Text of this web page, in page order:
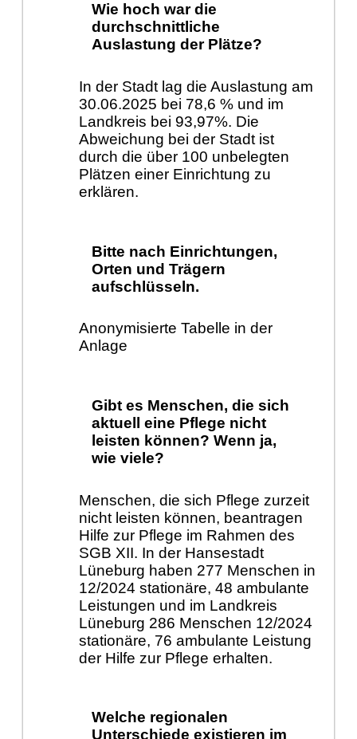
Wie hoch war die
durchschnittliche
Auslastung der Plätze?
In der Stadt lag die Auslastung am
30.06.2025 bei 78,6 % und im
Landkreis bei 93,97%. Die
Abweichung bei der Stadt ist
durch die über 100 unbelegten
Plätzen einer Einrichtung zu
erklären.
Bitte nach Einrichtungen,
Orten und Trägern
aufschlüsseln.
Anonymisierte Tabelle in der
Anlage
Gibt es Menschen, die sich
aktuell eine Pflege nicht
leisten können? Wenn ja,
wie viele?
Menschen, die sich Pflege zurzeit
nicht leisten können, beantragen
Hilfe zur Pflege im Rahmen des
SGB XII. In der Hansestadt
Lüneburg haben 277 Menschen in
12/2024 stationäre, 48 ambulante
Leistungen und im Landkreis
Lüneburg 286 Menschen 12/2024
stationäre, 76 ambulante Leistung
der Hilfe zur Pflege erhalten.
Welche regionalen
Unterschiede existieren im